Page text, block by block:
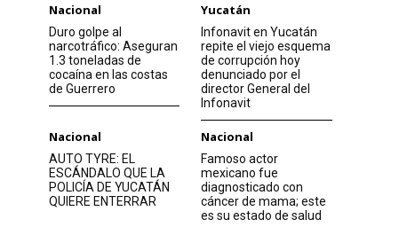
Nacional
Duro golpe al
narcotráfico: Aseguran
1.3 toneladas de
cocaína en las costas
de Guerrero
Yucatán
Infonavit en Yucatán
repite el viejo esquema
de corrupción hoy
denunciado por el
director General del
Infonavit
Nacional
AUTO TYRE: EL
ESCÁNDALO QUE LA
POLICÍA DE YUCATÁN
QUIERE ENTERRAR
Nacional
Famoso actor
mexicano fue
diagnosticado con
cáncer de mama; este
es su estado de salud